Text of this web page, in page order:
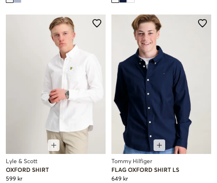
Lyle & Scott
OXFORD SHIRT
599 kr
Tommy Hilfiger
FLAG OXFORD SHIRT LS
649 kr